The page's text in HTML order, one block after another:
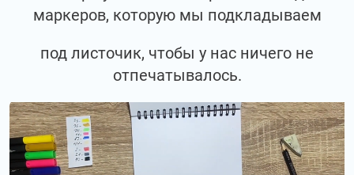
маркеров, которую мы подкладываем
под листочик, чтобы у нас ничего не
отпечатывалось.